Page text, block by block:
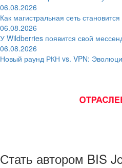
06.08.2026
Как магистральная сеть
06.08.2026
У Wildberries появится свой
06.08.2026
Новый раунд РКН vs. VPN:
Стать автором BIS